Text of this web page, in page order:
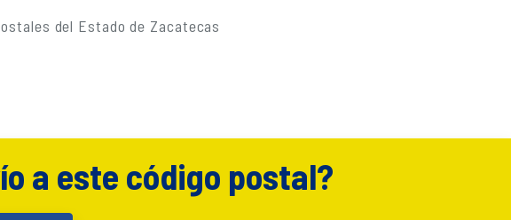
del Estado de Zacatecas
a este código postal?